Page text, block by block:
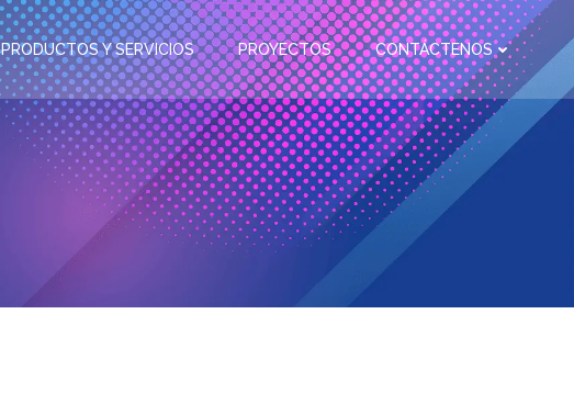
PRODUCTOS Y SERVICIOS PROYECTOS CONTÁCTENOS